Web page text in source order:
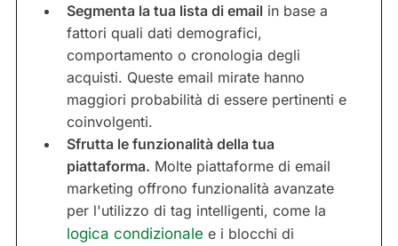
Segmenta la tua lista di email in base a
fattori quali dati demografici,
comportamento o cronologia degli
acquisti. Queste email mirate hanno
maggiori probabilità di essere pertinenti e
coinvolgenti.
Sfrutta le funzionalità della tua
piattaforma. Molte piattaforme di email
marketing offrono funzionalità avanzate
per l'utilizzo di tag intelligenti, come la
logica condizionale e i blocchi di